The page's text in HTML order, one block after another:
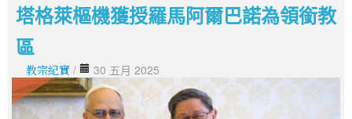
塔格萊樞機獲授羅馬阿爾巴諾為領銜教
區
教宗紀實 / 30 五月 2025